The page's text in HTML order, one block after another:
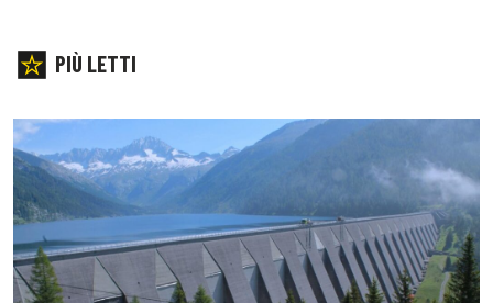
PIÙ LETTI